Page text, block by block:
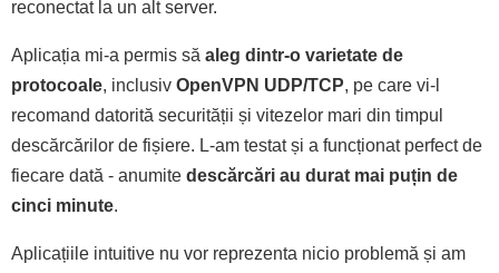
reconectat la un alt server.
Aplicația mi-a permis să aleg dintr-o varietate de
protocoale, inclusiv OpenVPN UDP/TCP, pe care vi-l
recomand datorită securității și vitezelor mari din timpul
descărcărilor de fișiere. L-am testat și a funcționat perfect de
fiecare dată - anumite descărcări au durat mai puțin de
cinci minute.
Aplicațiile intuitive nu vor reprezenta nicio problemă și am